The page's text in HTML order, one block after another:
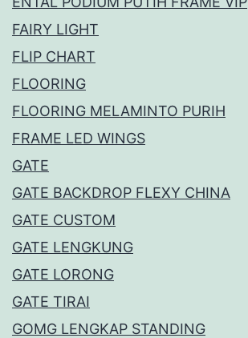
FAIRY LIGHT
FLIP CHART
FLOORING
FLOORING MELAMINTO PURIH
FRAME LED WINGS
GATE
GATE BACKDROP FLEXY CHINA
GATE CUSTOM
GATE LENGKUNG
GATE LORONG
GATE TIRAI
GOMG LENGKAP STANDING